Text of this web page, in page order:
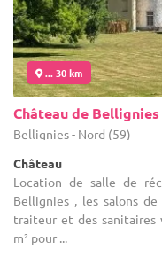
... 30 km
Château de Bellignies
Bellignies - Nord (59)
Château
Location de salle de
Bellignies , les salons
traiteur et des sanitaires
m² pour ...